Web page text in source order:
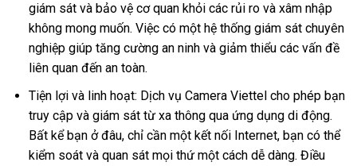
giám sát và bảo vệ cơ quan khỏi các rủi ro và xâm nhập
không mong muốn. Việc có một hệ thống giám sát chuyên
nghiệp giúp tăng cường an ninh và giảm thiểu các vấn đề
liên quan đến an toàn.
Tiện lợi và linh hoạt: Dịch vụ Camera Viettel cho phép bạn
truy cập và giám sát từ xa thông qua ứng dụng di động.
Bất kể bạn ở đâu, chỉ cần một kết nối Internet, bạn có thể
kiểm soát và quan sát mọi thứ một cách dễ dàng. Điều